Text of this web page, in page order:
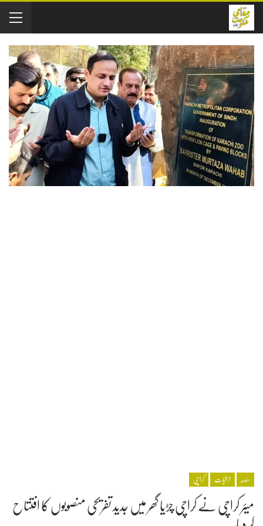
سندھ ترقیات کراچی
میئر کراچی نے کراچی چڑیا گھر میں جدید تفریحی منصوبوں کا افتتاح